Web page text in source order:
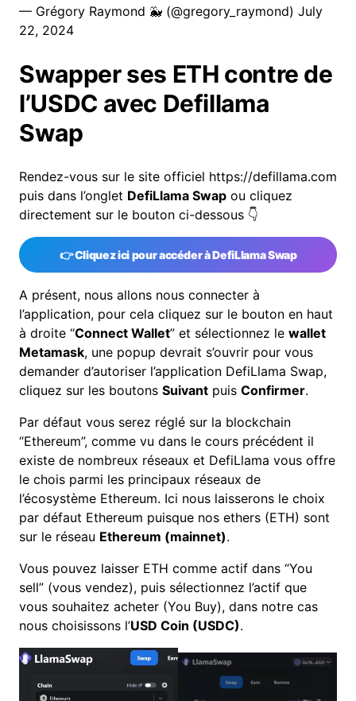
— Grégory Raymond 🐳 (@gregory_raymond) July
22, 2024
Swapper ses ETH contre de
l’USDC avec Defillama
Swap
Rendez-vous sur le site officiel https://defillama.com
puis dans l’onglet DefiLlama Swap ou cliquez
directement sur le bouton ci-dessous 👇
👉Cliquez ici pour accéder à DefiLlama Swap
A présent, nous allons nous connecter à
l’application, pour cela cliquez sur le bouton en haut
à droite “Connect Wallet” et sélectionnez le wallet
Metamask, une popup devrait s’ouvrir pour vous
demander d’autoriser l’application DefiLlama Swap,
cliquez sur les boutons Suivant puis Confirmer.
Par défaut vous serez réglé sur la blockchain
“Ethereum”, comme vu dans le cours précédent il
existe de nombreux réseaux et DefiLlama vous offre
le chois parmi les principaux réseaux de
l’écosystème Ethereum. Ici nous laisserons le choix
par défaut Ethereum puisque nos ethers (ETH) sont
sur le réseau Ethereum (mainnet).
Vous pouvez laisser ETH comme actif dans “You
sell” (vous vendez), puis sélectionnez l’actif que
vous souhaitez acheter (You Buy), dans notre cas
nous choisissons l’USD Coin (USDC).